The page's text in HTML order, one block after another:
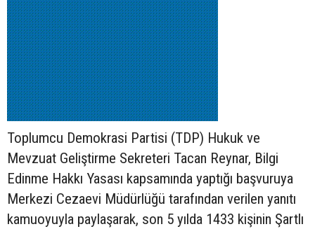
Toplumcu Demokrasi Partisi (TDP) Hukuk ve
Mevzuat Geliştirme Sekreteri Tacan Reynar, Bilgi
Edinme Hakkı Yasası kapsamında yaptığı başvuruya
Merkezi Cezaevi Müdürlüğü tarafından verilen yanıtı
kamuoyuyla paylaşarak, son 5 yılda 1433 kişinin Şartlı